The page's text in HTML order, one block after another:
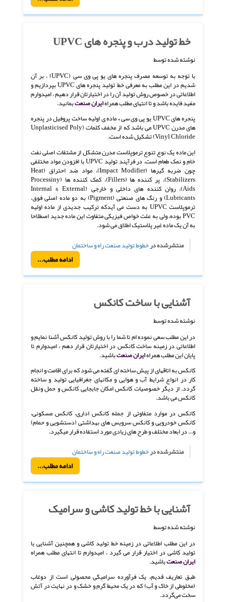
خط تولید درب و پنجره های UPVC
نوشته شده توسط
با توجه به توسعه مصرف پنجره های یو پی وی سی (UPVC) ، بر آن
شدیم در این مطلب به معرفی خط تولید پنجره های UPVC بپردازیم و
اطلاعاتی در خصوص روش تولید آن را در اختیارتان قرار دهیم ، امیدوارم
مفید فایده باشد و تا انتهای مطلب همراهایران صنعتبمانید.
پنجره های UPVC یو پی وی سی
،ماده ی اولیه ساخت پروفیل در پنجره
های مدرن UPVC می باشد که از مخفف کلمات (Unplasticised Poly
Vinyl Chloride) تشکیل شده است.
این ماده یک نوع تنوع ترموپلاست مدرن متشکل از مشتقات اصلی نفت
خام و نمک طعام است. در فرآیند تولید UPVC با افزودن مواد مختلفی
چون ضربه گیرها (Impact Modifier)، مواد ضد احتراق (Heat
Stabilizers)، پر کننده ها (Fillers)، کمک کننده ها (Processiny
Aids)، روان کننده های داخلی و خارجی (Internal & External
Lubricants) و رنگ های صنعتی (Pigment) به دو ماده اصلی فوق،
ترموپلاست UPVC به دست می آیدکه ترکیب جدیدی از ماده اولیه
PVC بوده، ولی به علت خواص فیزیکی متفاوت این ماده جدید اصطلاحا
به آن یک ماده غیر پلاستیک اطلاق می شود.
منتشرشده درخطوط تولید صنعت راه و ساختمان
ادامه مطلب...
آشنایی با ساخت کانکس
نوشته شده توسط
در این مطلب سعی نموده ام تا شما را با روش تولید کانکس آشنا نمایم و
اطلاعاتی در زمینه ساخت کانکس در اختیارتان قرار دهم ، امیدوارم تا
پایان این مطلب همراهایران صنعتباشید.
کانکس به اتاقهای از پیش ساخته ای گفته می شود که برای اقامت و انجام
کار در انواع شرایط آب و هوایی و مکانهای جغرافیایی تولید و ساخته
گردد. از دیگر خصوصیات کانکس امکان جابجایی کانکس و حمل ونقل
کانکس می باشد.
کانکس در موارد متفاوتی از جمله کانکس اداری، کانکس مسکونی،
کانکس خودرویی و کانکس سرویس های بهداشتی (دستشویی و حمام)
و... در ابعاد مختلف و طرح های زیادی مورد استفاده قرار میگیرد.
منتشرشده درخطوط تولید صنعت راه و ساختمان
ادامه مطلب...
آشنایی با خط تولید کاشی و سرامیک
نوشته شده توسط
در این مطلب اطلاعاتی در زمینه خط تولید کاشی و همچنین آشنایی با
تولید کاشی در اختیار قرار می گیرد ، امیدوارم تا انتهای مطلب همراه
ایران صنعتباشید.
طبق تعاریف قدیم، یک فرآورده سرامیکی محصولی است از دوغاب
(مخلوطی از خاک و آب) که در یک محیط گرم و خشک و در نهایت در آتش
سخت می‌گردد.